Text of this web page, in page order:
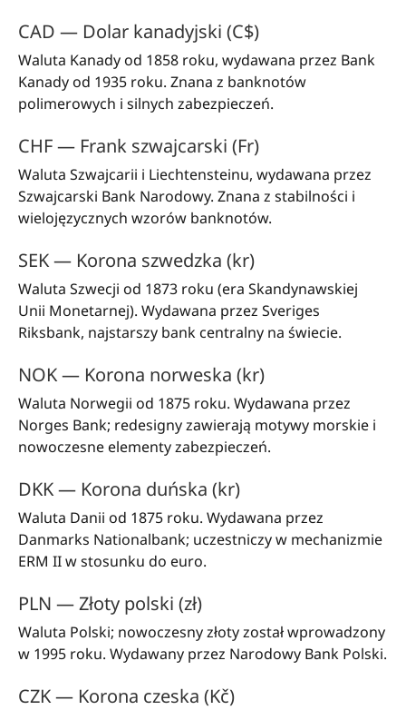
CAD — Dolar kanadyjski (C$)
Waluta Kanady od 1858 roku, wydawana przez Bank
Kanady od 1935 roku. Znana z banknotów
polimerowych i silnych zabezpieczeń.
CHF — Frank szwajcarski (Fr)
Waluta Szwajcarii i Liechtensteinu, wydawana przez
Szwajcarski Bank Narodowy. Znana z stabilności i
wielojęzycznych wzorów banknotów.
SEK — Korona szwedzka (kr)
Waluta Szwecji od 1873 roku (era Skandynawskiej
Unii Monetarnej). Wydawana przez Sveriges
Riksbank, najstarszy bank centralny na świecie.
NOK — Korona norweska (kr)
Waluta Norwegii od 1875 roku. Wydawana przez
Norges Bank; redesigny zawierają motywy morskie i
nowoczesne elementy zabezpieczeń.
DKK — Korona duńska (kr)
Waluta Danii od 1875 roku. Wydawana przez
Danmarks Nationalbank; uczestniczy w mechanizmie
ERM II w stosunku do euro.
PLN — Złoty polski (zł)
Waluta Polski; nowoczesny złoty został wprowadzony
w 1995 roku. Wydawany przez Narodowy Bank Polski.
CZK — Korona czeska (Kč)